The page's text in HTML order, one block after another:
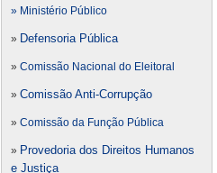
» Ministério Público
» Defensoria Pública
» Comissão Nacional do Eleitoral
» Comissão Anti-Corrupção
» Comissão da Função Pública
» Provedoria dos Direitos Humanos
e Justiça